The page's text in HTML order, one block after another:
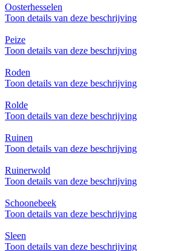
Oosterhesselen
Toon details van deze beschrijving
Peize
Toon details van deze beschrijving
Roden
Toon details van deze beschrijving
Rolde
Toon details van deze beschrijving
Ruinen
Toon details van deze beschrijving
Ruinerwold
Toon details van deze beschrijving
Schoonebeek
Toon details van deze beschrijving
Sleen
Toon details van deze beschrijving